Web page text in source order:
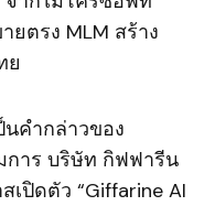
ตรง MLM สร้าง
ย
นคำกล่าวของ
การ บริษัท กิฟฟารีน
ปิดตัว “Giffarine AI